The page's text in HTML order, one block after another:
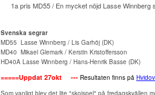
1a pris MD55 / En mycket nöjd Lasse
Svenska segrar
MD55 Lasse Winnberg / Lis Garhöj (DK)
MD40 Mikael Glemark / Kerstin Kristoffersson
HD40A Lasse Winnberg / Hans-Henrik Basse (DK)
=====Uppdat 27okt --- Resultaten finns på
Som vanligt blev det lite "skojspel" på fredagskvällen